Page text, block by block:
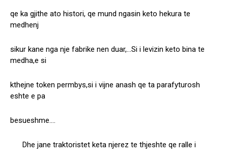
qe ka gjithe ato histori, qe mund ngasin keto hekura te
medhenj
sikur kane nga nje fabrike nen duar,…Si i levizin keto bina te
medha,e si
kthejne token permbys,si i vijne anash qe ta parafyturosh
eshte e pa
besueshme….
Dhe jane traktoristet keta njerez te thjeshte qe ralle i